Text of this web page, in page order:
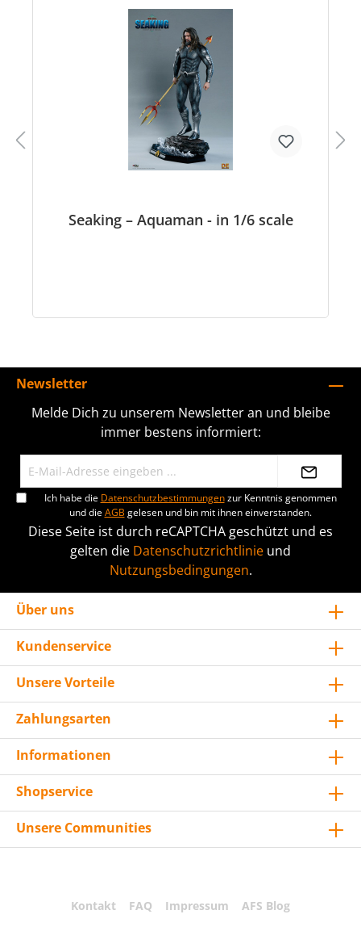
Seaking – Aquaman - in 1/6 scale
Newsletter
Melde Dich zu unserem Newsletter an und bleibe
immer bestens informiert:
Ich habe die Datenschutzbestimmungenzur Kenntnis genommen
und dieAGB gelesen und bin mit ihnen einverstanden.
Diese Seite ist durch reCAPTCHA geschützt und es
gelten die Datenschutzrichtlinie und
Nutzungsbedingungen.
Über uns
Kundenservice
Unsere Vorteile
Zahlungsarten
Informationen
Shopservice
Unsere Communities
Kontakt FAQ Impressum AFS Blog